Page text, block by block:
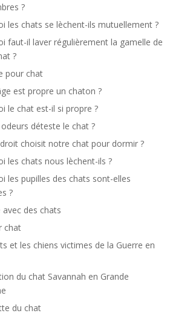
?
les chats se lèchent-ils mutuellement ?
faut-il laver régulièrement la gamelle de
?
pour chat
est propre un chaton ?
le chat est-il si propre ?
déteste le chat ?
choisit notre chat pour dormir ?
les chats nous lèchent-ils ?
les pupilles des chats sont-elles
?
avec des chats
chat
et les chiens victimes de la Guerre en
du chat Savannah en Grande
du chat